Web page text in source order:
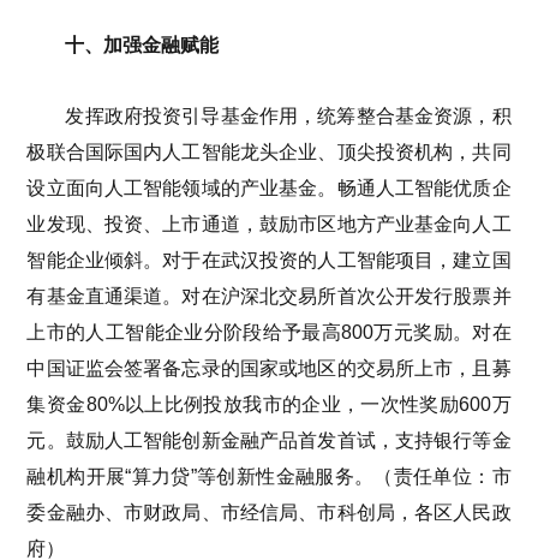
十、加强金融赋能
发挥政府投资引导基金作用，统筹整合基金资源，积
极联合国际国内人工智能龙头企业、顶尖投资机构，共同
设立面向人工智能领域的产业基金。畅通人工智能优质企
业发现、投资、上市通道，鼓励市区地方产业基金向人工
智能企业倾斜。对于在武汉投资的人工智能项目，建立国
有基金直通渠道。对在沪深北交易所首次公开发行股票并
上市的人工智能企业分阶段给予最高800万元奖励。对在
中国证监会签署备忘录的国家或地区的交易所上市，且募
集资金80%以上比例投放我市的企业，一次性奖励600万
元。鼓励人工智能创新金融产品首发首试，支持银行等金
融机构开展“算力贷”等创新性金融服务。（责任单位：市
委金融办、市财政局、市经信局、市科创局，各区人民政
府）